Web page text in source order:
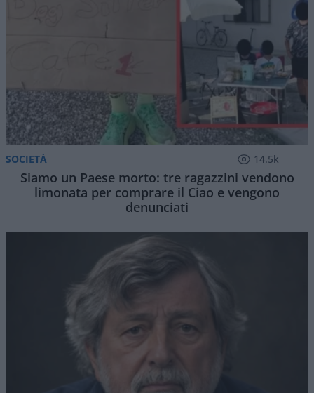
SOCIETÀ 14.5k
Siamo un Paese morto: tre ragazzini vendono
limonata per comprare il Ciao e vengono
denunciati